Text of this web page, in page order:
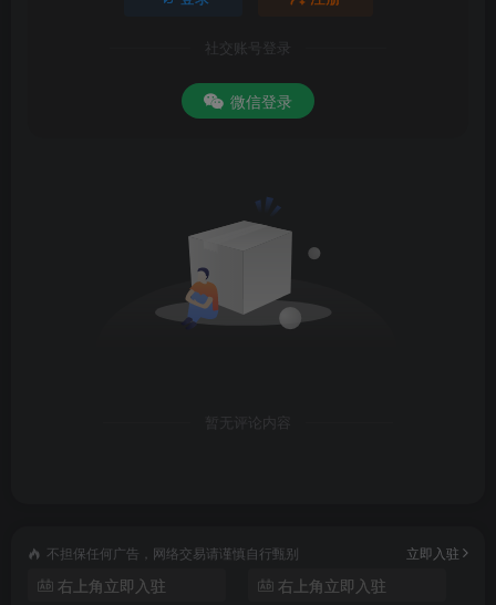
社交账号登录
微信登录
暂无评论内容
不担保任何广告，网络交易请谨慎自行甄别 立即入驻
右上角立即入驻 右上角立即入驻